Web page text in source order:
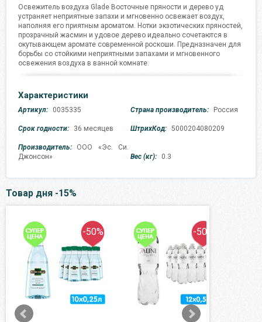
Освежитель воздуха Glade Восточные пряности и дерево уд
устраняет неприятные запахи и мгновенно освежает воздух,
наполняя его приятным ароматом. Нотки экзотических пряностей,
прозрачный жасмин и удовое дерево идеально сочетаются в
окутывающем аромате современной роскоши. Предназначен для
борьбы со стойкими неприятными запахами и мгновенного
освежения воздуха в ванной комнате.
Характеристики
Артикул: 0035335 Страна производитель: Россия
Срок годности: 36 месяцев ШтрихКод: 5000204080209
Производитель:
ООО «Эс. Си.
Джонсон»
Вес (кг): 0.3
Товар дня -15%
-50% -50%